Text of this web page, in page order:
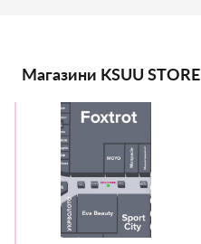
Магазини KSUU STORE